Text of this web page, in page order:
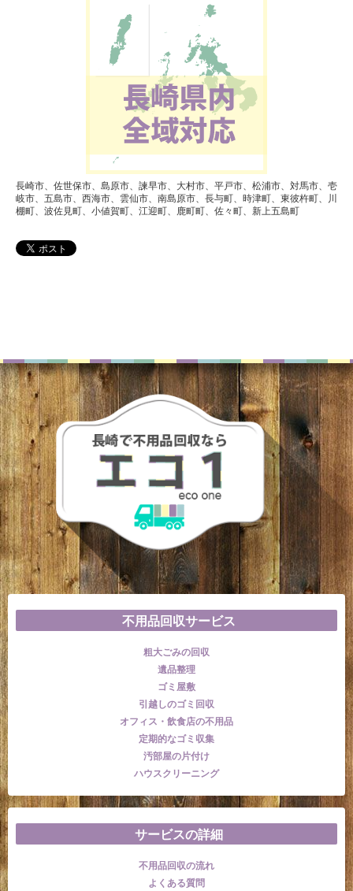
長崎市、佐世保市、島原市、諫早市、大村市、平戸市、松浦市、対馬市、壱
岐市、五島市、西海市、雲仙市、南島原市、長与町、時津町、東彼杵町、川
棚町、波佐見町、小値賀町、江迎町、鹿町町、佐々町、新上五島町
不用品回収サービス
粗大ごみの回収
遺品整理
ゴミ屋敷
引越しのゴミ回収
オフィス・飲食店の不用品
定期的なゴミ収集
汚部屋の片付け
ハウスクリーニング
サービスの詳細
不用品回収の流れ
よくある質問